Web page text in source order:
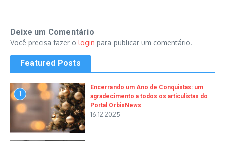
Deixe um Comentário
Você precisa fazer o login para publicar um comentário.
Featured Posts
1
Encerrando um Ano de Conquistas: um
agradecimento a todos os articulistas do
Portal OrbisNews
16.12.2025